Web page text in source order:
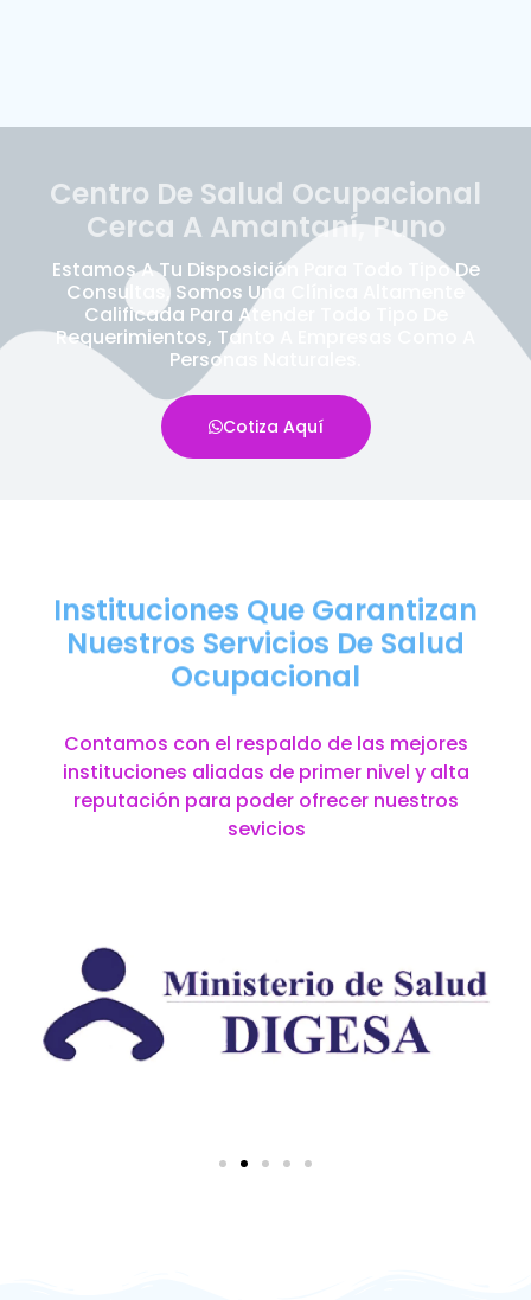
Centro De Salud Ocupacional
Cerca A Amantaní, Puno
Estamos A Tu Disposición Para Todo Tipo De
Consultas, Somos Una Clínica Altamente
Calificada Para Atender Todo Tipo De
Requerimientos, Tanto A Empresas Como A
Personas Naturales.
Cotiza Aquí
Instituciones Que Garantizan
Nuestros Servicios De Salud
Ocupacional
Contamos con el respaldo de las mejores
instituciones aliadas de primer nivel y alta
reputación para poder ofrecer nuestros
sevicios